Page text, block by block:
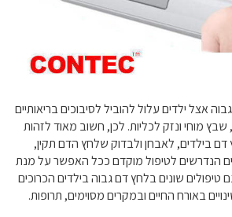
אצל ילדים עלול להוביל לסיבוכים בריאותיים
מוחי ונזק לכליות. לכן, חשוב מאוד לזהות
בילדים, לאבחן ולבדוק שלחץ הדם תקין,
הנדרשים לטיפול מוקדם ככל האפשר על מנת
טיפולים שונים בלחץ דם גבוה בילדים הכרוכים
באורח החיים ובמקרים מסוימים, תרופות.